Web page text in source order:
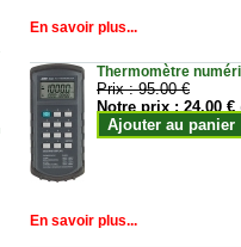
En savoir plus...
Thermomètre
Prix :95.00 €
Notre prix :24.00 €
Ajouter au panier
En savoir plus...